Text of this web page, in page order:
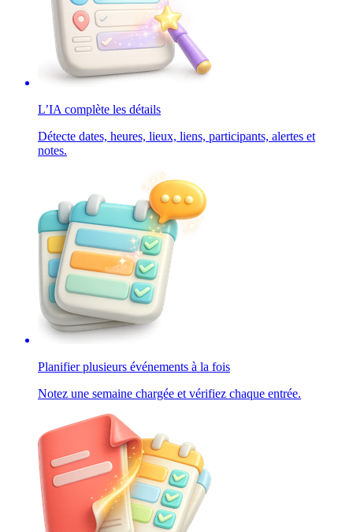
L’IA complète les détails
Détecte dates, heures, lieux, liens, participants, alertes et
notes.
Planifier plusieurs événements à la fois
Notez une semaine chargée et vérifiez chaque entrée.